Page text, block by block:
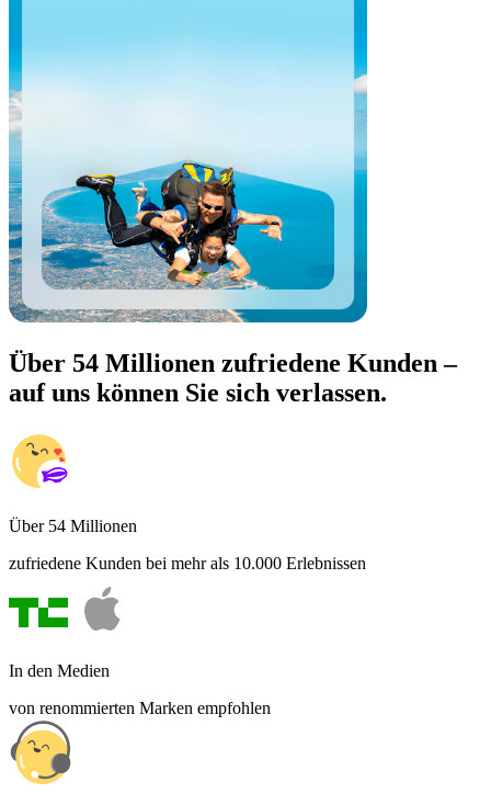
Über 54 Millionen zufriedene Kunden –
auf uns können Sie sich verlassen.
Über 54 Millionen
zufriedene Kunden bei mehr als 10.000 Erlebnissen
In den Medien
von renommierten Marken empfohlen